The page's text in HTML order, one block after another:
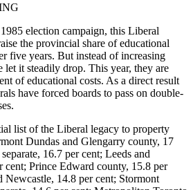
election campaign, this Liberal
the provincial share of educational
five years. But instead of increasing
it steadily drop. This year, they are
of educational costs. As a direct result
have forced boards to pass on double-
list of the Liberal legacy to property
Dundas and Glengarry county, 17
16.7 per cent; Leeds and
Prince Edward county, 15.8 per
Newcastle, 14.8 per cent; Stormont